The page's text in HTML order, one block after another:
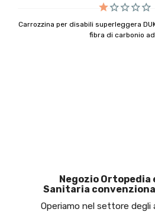
Carrozzina per disabili superleggera
fibra di carbonio
Negozio Ortopedia e Mobilità -
Sanitaria
Operiamo nel settore degli